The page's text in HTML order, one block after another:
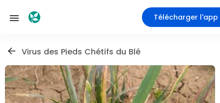
Télécharger l'app
Virus des Pieds Chétifs du Blé